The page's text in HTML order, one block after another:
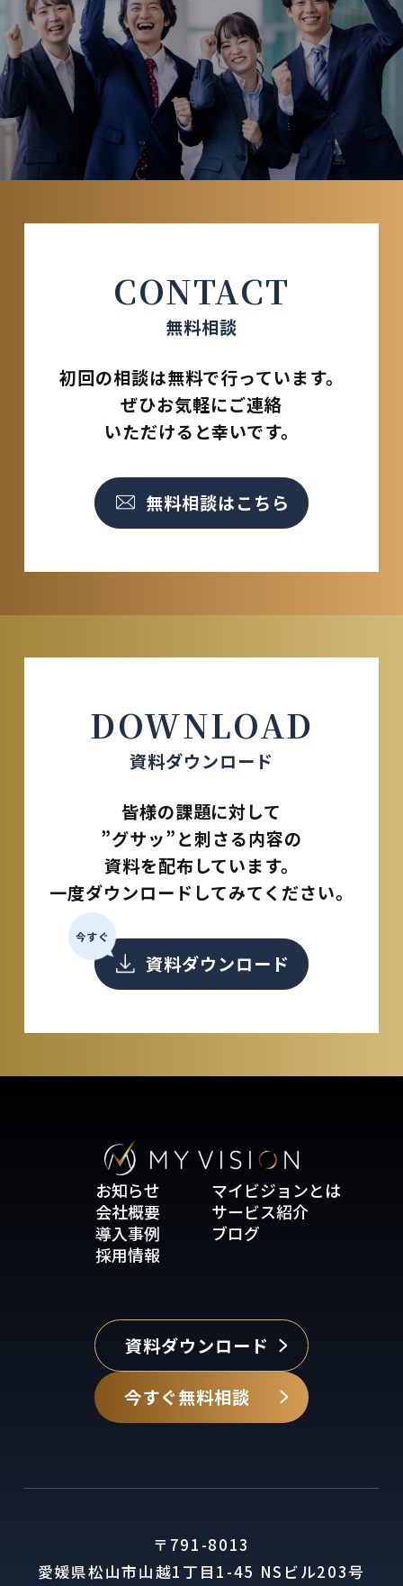
CONTACT
無料相談
初回の相談は無料で行っています。
ぜひお気軽にご連絡
いただけると幸いです。
無料相談はこちら
DOWNLOAD
資料ダウンロード
皆様の課題に対して
”グサッ”と刺さる内容の
資料を配布しています。
一度ダウンロードしてみてください。
今すぐ
資料ダウンロード
お知らせ
マイビジョンとは
会社概要
サービス紹介
導入事例
ブログ
採用情報
資料ダウンロード
今すぐ無料相談
〒791-8013
愛媛県松山市山越1丁目1-45 NSビル203号